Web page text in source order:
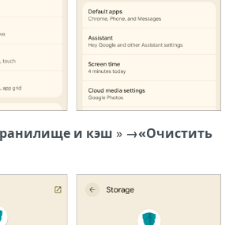
и кэш » →«Очистить